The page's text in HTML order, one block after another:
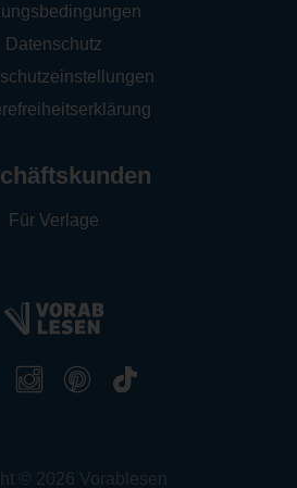
Datenschutz
Für Verlage
© 2026 Vorablesen